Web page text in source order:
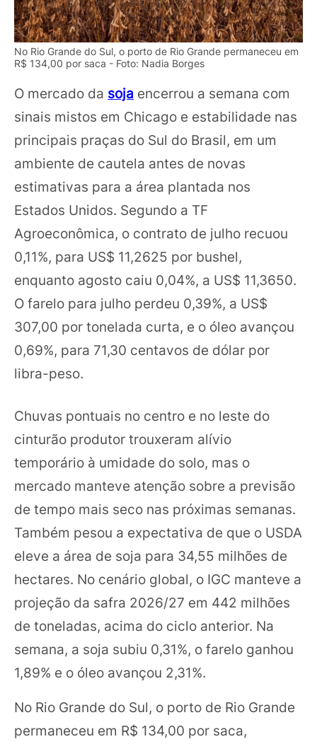
No Rio Grande do Sul, o porto de Rio Grande permaneceu em
R$ 134,00 por saca - Foto: Nadia Borges
O mercado da soja encerrou a semana com
sinais mistos em Chicago e estabilidade nas
principais praças do Sul do Brasil, em um
ambiente de cautela antes de novas
estimativas para a área plantada nos
Estados Unidos. Segundo a TF
Agroeconômica, o contrato de julho recuou
0,11%, para US$ 11,2625 por bushel,
enquanto agosto caiu 0,04%, a US$ 11,3650.
O farelo para julho perdeu 0,39%, a US$
307,00 por tonelada curta, e o óleo avançou
0,69%, para 71,30 centavos de dólar por
libra-peso.
Chuvas pontuais no centro e no leste do
cinturão produtor trouxeram alívio
temporário à umidade do solo, mas o
mercado manteve atenção sobre a previsão
de tempo mais seco nas próximas semanas.
Também pesou a expectativa de que o USDA
eleve a área de soja para 34,55 milhões de
hectares. No cenário global, o IGC manteve a
projeção da safra 2026/27 em 442 milhões
de toneladas, acima do ciclo anterior. Na
semana, a soja subiu 0,31%, o farelo ganhou
1,89% e o óleo avançou 2,31%.
No Rio Grande do Sul, o porto de Rio Grande
permaneceu em R$ 134,00 por saca,